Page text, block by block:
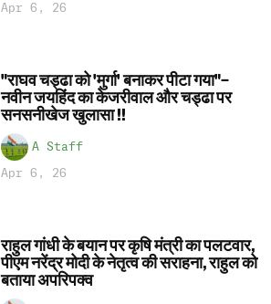
Apr 6, 26
"राघव चड्ढा को 'मुर्गा' बनाकर पीटा गया"–
नवीन जयहिंद का केजरीवाल और चड्ढा पर
सनसनीखेज खुलासा !!
A Staff
Apr 6, 26
राहुल गांधी के बयान पर कृषि मंत्री का पलटवार,
पीएम नरेंद्र मोदी के नेतृत्व की सराहना, राहुल को
बताया अपरिपक्व